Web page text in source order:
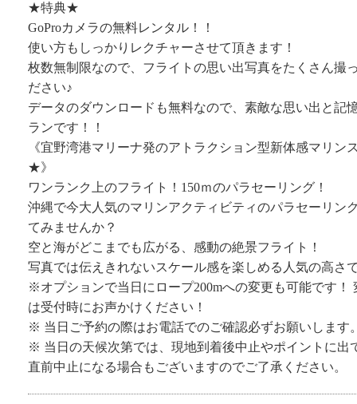
★特典★
GoProカメラの無料レンタル！！
使い方もしっかりレクチャーさせて頂きます！
枚数無制限なので、フライトの思い出写真をたくさん撮
ださい♪
データのダウンロードも無料なので、素敵な思い出と記
ランです！！
《宜野湾港マリーナ発のアトラクション型新体感マリン
★》
ワンランク上のフライト！150ｍのパラセーリング！
沖縄で今大人気のマリンアクティビティのパラセーリン
てみませんか？
空と海がどこまでも広がる、感動の絶景フライト！
写真では伝えきれないスケール感を楽しめる人気の高さ
※オプションで当日にロープ200mへの変更も可能です！
は受付時にお声かけください！
※ 当日ご予約の際はお電話でのご確認必ずお願いします
※ 当日の天候次第では、現地到着後中止やポイントに出
直前中止になる場合もございますのでご了承ください。